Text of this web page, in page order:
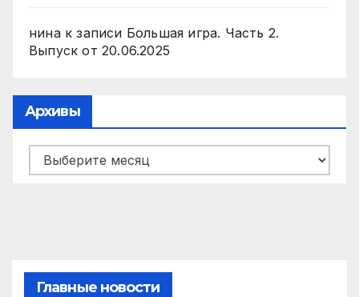
нинак записи Большая игра. Часть 2.
Выпуск от 20.06.2025
Архивы
Архивы
Главные новости